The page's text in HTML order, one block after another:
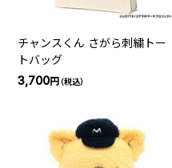
チャンスくん さがら刺繍トー
トバッグ
3,700円（税込）